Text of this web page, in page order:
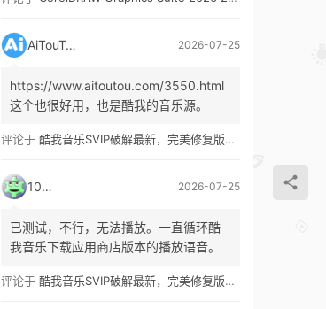
AiTouTou 2026-07-25
https://www.aitoutou.com/3550.html
这个也很好用，也是酷我的音乐源。
评论于 酷我音乐SVIP破解最新，完美修复版！支持安卓+车机+pc版！
1035 2026-07-25
已测试，不行，无法播放。一直循环酷
我音乐下载应用商店版本的播放语音。
评论于 酷我音乐SVIP破解最新，完美修复版！支持安卓+车机+pc版！